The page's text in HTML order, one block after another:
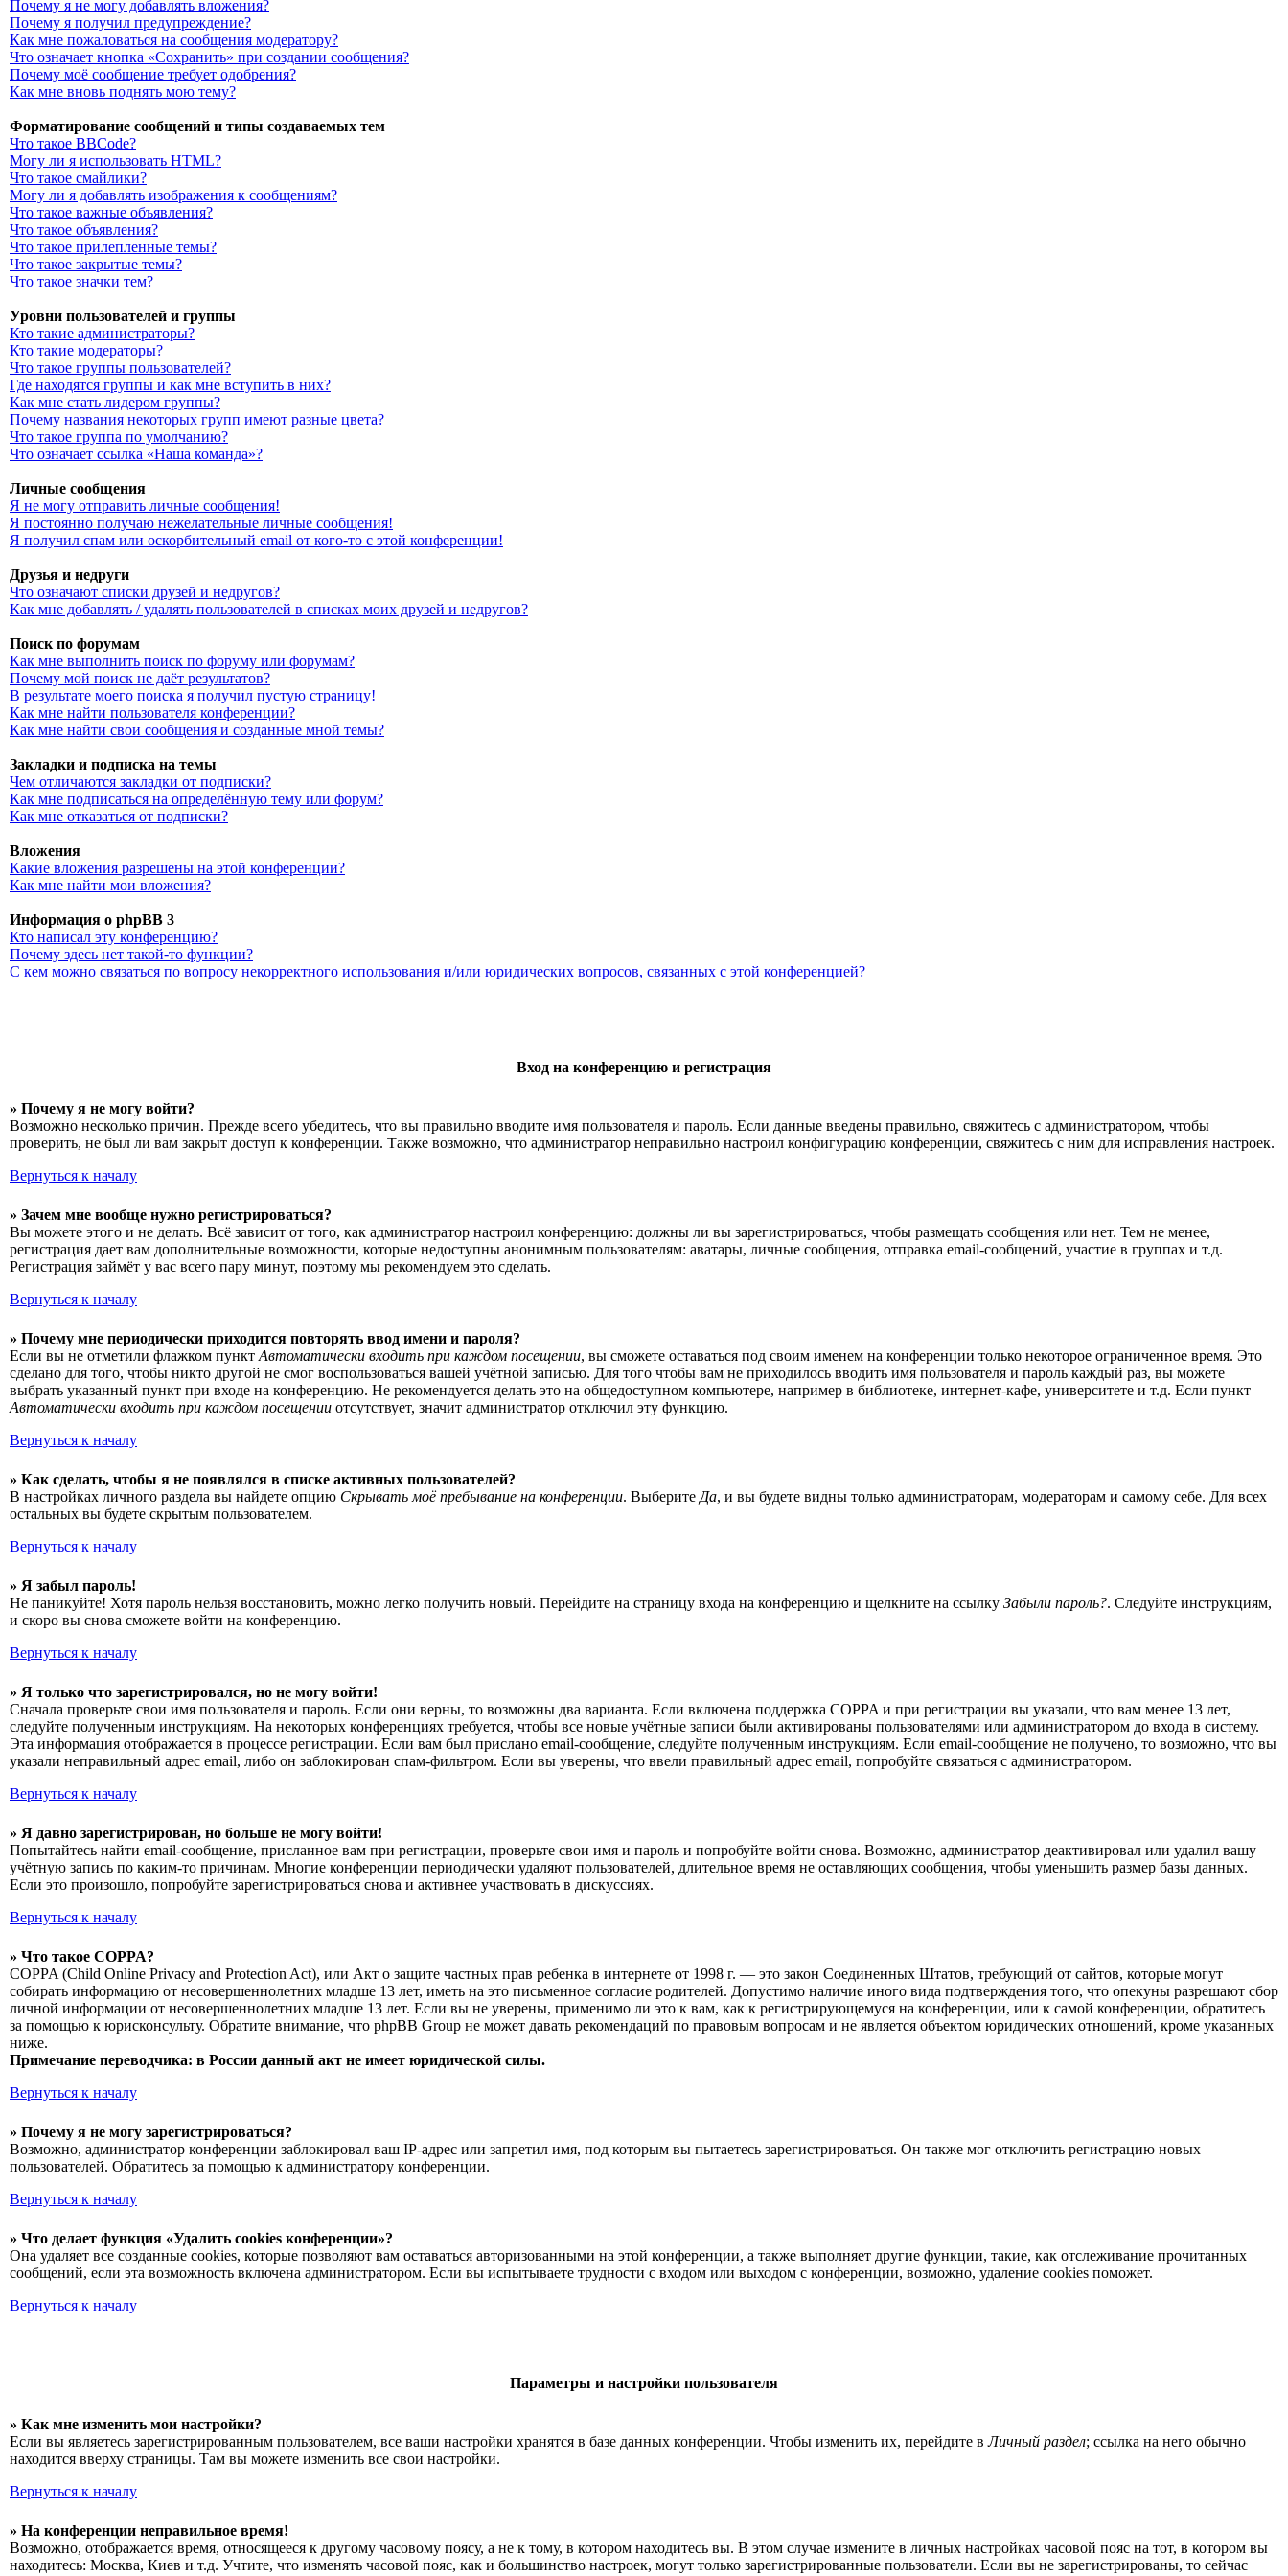
Почему я не могу добавлять вложения?
Почему я получил предупреждение?
Как мне пожаловаться на сообщения модератору?
Что означает кнопка «Сохранить» при создании сообщения?
Почему моё сообщение требует одобрения?
Как мне вновь поднять мою тему?
Форматирование сообщений и типы создаваемых тем
Что такое BBCode?
Могу ли я использовать HTML?
Что такое смайлики?
Могу ли я добавлять изображения к сообщениям?
Что такое важные объявления?
Что такое объявления?
Что такое прилепленные темы?
Что такое закрытые темы?
Что такое значки тем?
Уровни пользователей и группы
Кто такие администраторы?
Кто такие модераторы?
Что такое группы пользователей?
Где находятся группы и как мне вступить в них?
Как мне стать лидером группы?
Почему названия некоторых групп имеют разные цвета?
Что такое группа по умолчанию?
Что означает ссылка «Наша команда»?
Личные сообщения
Я не могу отправить личные сообщения!
Я постоянно получаю нежелательные личные сообщения!
Я получил спам или оскорбительный email от кого-то с этой конференции!
Друзья и недруги
Что означают списки друзей и недругов?
Как мне добавлять / удалять пользователей в списках моих друзей и недругов?
Поиск по форумам
Как мне выполнить поиск по форуму или форумам?
Почему мой поиск не даёт результатов?
В результате моего поиска я получил пустую страницу!
Как мне найти пользователя конференции?
Как мне найти свои сообщения и созданные мной темы?
Закладки и подписка на темы
Чем отличаются закладки от подписки?
Как мне подписаться на определённую тему или форум?
Как мне отказаться от подписки?
Вложения
Какие вложения разрешены на этой конференции?
Как мне найти мои вложения?
Информация о phpBB 3
Кто написал эту конференцию?
Почему здесь нет такой-то функции?
С кем можно связаться по вопросу некорректного использования и/или юридических вопросов, связанных с этой конференцией?
Вход на конференцию и регистрация
» Почему я не могу войти?
Возможно несколько причин. Прежде всего убедитесь, что вы правильно вводите имя пользователя и пароль. Если данные введены правильно, свяжитесь с администратором, чтобы
проверить, не был ли вам закрыт доступ к конференции. Также возможно, что администратор неправильно настроил конфигурацию конференции, свяжитесь с ним для исправления настроек.
Вернуться к началу
» Зачем мне вообще нужно регистрироваться?
Вы можете этого и не делать. Всё зависит от того, как администратор настроил конференцию: должны ли вы зарегистрироваться, чтобы размещать сообщения или нет. Тем не менее,
регистрация дает вам дополнительные возможности, которые недоступны анонимным пользователям: аватары, личные сообщения, отправка email-сообщений, участие в группах и т.д.
Регистрация займёт у вас всего пару минут, поэтому мы рекомендуем это сделать.
Вернуться к началу
» Почему мне периодически приходится повторять ввод имени и пароля?
Если вы не отметили флажком пункт Автоматически входить при каждом посещении, вы сможете оставаться под своим именем на конференции только некоторое ограниченное время. Это
сделано для того, чтобы никто другой не смог воспользоваться вашей учётной записью. Для того чтобы вам не приходилось вводить имя пользователя и пароль каждый раз, вы можете
выбрать указанный пункт при входе на конференцию. Не рекомендуется делать это на общедоступном компьютере, например в библиотеке, интернет-кафе, университете и т.д. Если пункт
Автоматически входить при каждом посещении отсутствует, значит администратор отключил эту функцию.
Вернуться к началу
» Как сделать, чтобы я не появлялся в списке активных пользователей?
В настройках личного раздела вы найдете опцию Скрывать моё пребывание на конференции. Выберите Да, и вы будете видны только администраторам, модераторам и самому себе. Для всех
остальных вы будете скрытым пользователем.
Вернуться к началу
» Я забыл пароль!
Не паникуйте! Хотя пароль нельзя восстановить, можно легко получить новый. Перейдите на страницу входа на конференцию и щелкните на ссылку Забыли пароль?. Следуйте инструкциям,
и скоро вы снова сможете войти на конференцию.
Вернуться к началу
» Я только что зарегистрировался, но не могу войти!
Сначала проверьте свои имя пользователя и пароль. Если они верны, то возможны два варианта. Если включена поддержка COPPA и при регистрации вы указали, что вам менее 13 лет,
следуйте полученным инструкциям. На некоторых конференциях требуется, чтобы все новые учётные записи были активированы пользователями или администратором до входа в систему.
Эта информация отображается в процессе регистрации. Если вам был прислано email-сообщение, следуйте полученным инструкциям. Если email-сообщение не получено, то возможно, что вы
указали неправильный адрес email, либо он заблокирован спам-фильтром. Если вы уверены, что ввели правильный адрес email, попробуйте связаться с администратором.
Вернуться к началу
» Я давно зарегистрирован, но больше не могу войти!
Попытайтесь найти email-сообщение, присланное вам при регистрации, проверьте свои имя и пароль и попробуйте войти снова. Возможно, администратор деактивировал или удалил вашу
учётную запись по каким-то причинам. Многие конференции периодически удаляют пользователей, длительное время не оставляющих сообщения, чтобы уменьшить размер базы данных.
Если это произошло, попробуйте зарегистрироваться снова и активнее участвовать в дискуссиях.
Вернуться к началу
» Что такое COPPA?
COPPA (Child Online Privacy and Protection Act), или Акт о защите частных прав ребенка в интернете от 1998 г. — это закон Соединенных Штатов, требующий от сайтов, которые могут
собирать информацию от несовершеннолетних младше 13 лет, иметь на это письменное согласие родителей. Допустимо наличие иного вида подтверждения того, что опекуны разрешают сбор
личной информации от несовершеннолетних младше 13 лет. Если вы не уверены, применимо ли это к вам, как к регистрирующемуся на конференции, или к самой конференции, обратитесь
за помощью к юрисконсульту. Обратите внимание, что phpBB Group не может давать рекомендаций по правовым вопросам и не является объектом юридических отношений, кроме указанных
ниже.
Примечание переводчика: в России данный акт не имеет юридической силы.
Вернуться к началу
» Почему я не могу зарегистрироваться?
Возможно, администратор конференции заблокировал ваш IP-адрес или запретил имя, под которым вы пытаетесь зарегистрироваться. Он также мог отключить регистрацию новых
пользователей. Обратитесь за помощью к администратору конференции.
Вернуться к началу
» Что делает функция «Удалить cookies конференции»?
Она удаляет все созданные cookies, которые позволяют вам оставаться авторизованными на этой конференции, а также выполняет другие функции, такие, как отслеживание прочитанных
сообщений, если эта возможность включена администратором. Если вы испытываете трудности с входом или выходом с конференции, возможно, удаление cookies поможет.
Вернуться к началу
Параметры и настройки пользователя
» Как мне изменить мои настройки?
Если вы являетесь зарегистрированным пользователем, все ваши настройки хранятся в базе данных конференции. Чтобы изменить их, перейдите вЛичный раздел; ссылка на него обычно
находится вверху страницы. Там вы можете изменить все свои настройки.
Вернуться к началу
» На конференции неправильное время!
Возможно, отображается время, относящееся к другому часовому поясу, а не к тому, в котором находитесь вы. В этом случае измените в личных настройках часовой пояс на тот, в котором вы
находитесь: Москва, Киев и т.д. Учтите, что изменять часовой пояс, как и большинство настроек, могут только зарегистрированные пользователи. Если вы не зарегистрированы, то сейчас